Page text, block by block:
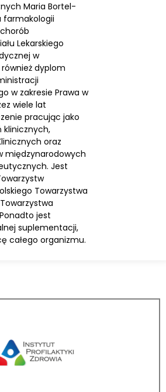
Maria Bortel-
farmakologii
Lekarskiego
w
dyplom
w zakresie Prawa w
wiele lat
pracując jako
klinicznych,
oraz
międzynarodowych
Jest
Towarzystwa
jest
suplementacji,
całego organizmu.